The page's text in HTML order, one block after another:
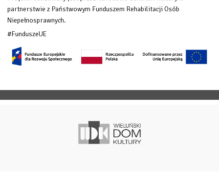
partnerstwie z Państwowym Funduszem Rehabilitacji Osób
Niepełnosprawnych.
#FunduszeUE